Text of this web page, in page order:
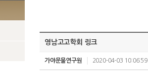
영남고고학회 링크
가야문물연구원 2020-04-03 10:06:59